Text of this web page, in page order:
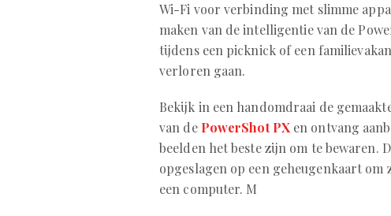
Wi-Fi voor verbinding met slimme
maken van de intelligentie van de
tijdens een picknick of een
verloren gaan.
Bekijk in een handomdraai de
van de PowerShot PXen ontvang
beelden het beste zijn om te bewaren.
opgeslagen op een geheugenkaart
een computer. M